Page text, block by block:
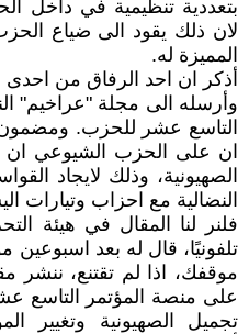
بتعددية تنظيمية في داخل
لان ذلك يقود الى ضياع
المميزة له.
أذكر ان احد الرفاق من احدى
وأرسله الى مجلة "عراخيم"
التاسع عشر للحزب. ومضمون
ان على الحزب الشيوعي ان
الصهيونية، وذلك لايجاد
النضالية مع احزاب وتيارات
فلنر لنا المقال في هيئة
تلفونيًا، قال له بعد
موقفك، اذا لم تقتنع، ننشر
على منصة المؤتمر التاسع
تجميل الصهيونية وتغيير